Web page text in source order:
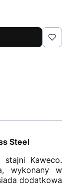
Steel
Kaweco.
wykonany w
dodatkową